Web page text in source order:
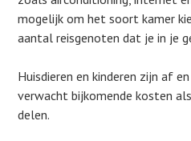
mogelijk om het soort kamer
aantal reisgenoten dat je in je
Huisdieren en kinderen zijn af
verwacht bijkomende kosten
delen.